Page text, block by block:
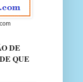
DE
QUE